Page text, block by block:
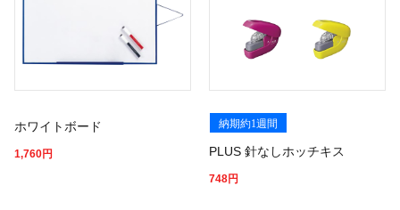
ホワイトボード
1,760円
納期約1週間
PLUS 針なしホッチキス
748円